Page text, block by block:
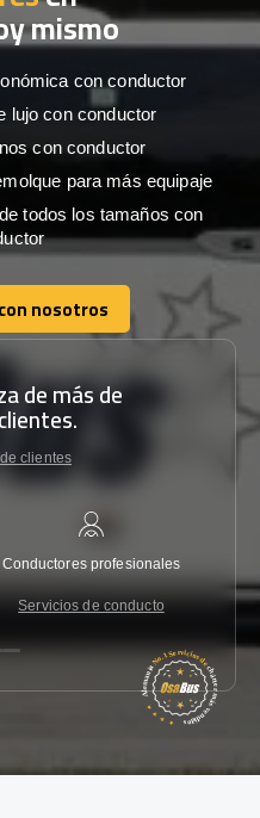
mismo
con conductor
lujo con conductor
con conductor
para más equipaje
todos los tamaños con
nosotros
nosotros
de más de
clientes.
clientes
Conductores profesionales
Servicios de conducto